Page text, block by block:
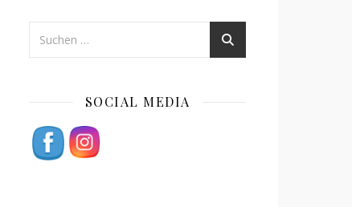
SOCIAL MEDIA